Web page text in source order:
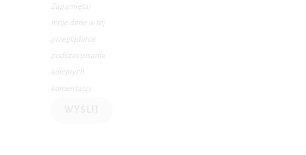
Zapamiętaj
moje dane w tej
przeglądarce
podczas pisania
kolejnych
komentarzy.